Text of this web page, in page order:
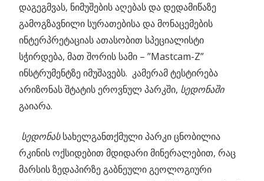
დაგეგმვას, ნიმუშების აღებას და დედამიწაზე
გამოგზავნილი სურათებისა და მონაცემების
ინტერპრეტაციას ათასობით სპეციალისტი
სჭირდება, მათ შორის სამი – ”Mastcam-Z”
ინსტრუმენტზე იმუშავებს. კამერამ ტესტირება
არიზონას შტატის ეროვნულ პარკში, სედონაში
გაიარა.
სედონასსახელგანთქმული პარკი ცნობილია
რკინის ოქსიდებით მდიდარი მინერალებით, რაც
მარსის ზედაპირზე გაბნეული გეოლოგიური